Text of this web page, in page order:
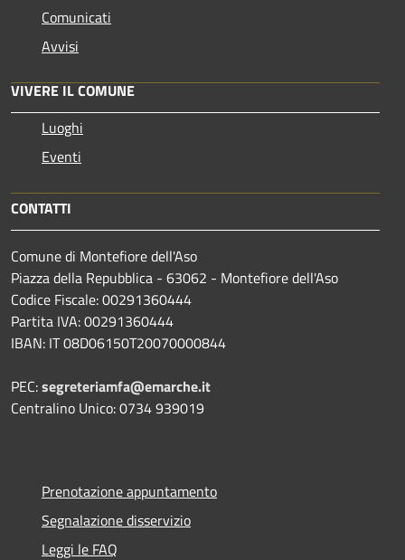
Comunicati
Avvisi
VIVERE IL COMUNE
Luoghi
Eventi
CONTATTI
Comune di Montefiore dell'Aso
Piazza della Repubblica - 63062 - Montefiore dell'Aso
Codice Fiscale: 00291360444
Partita IVA: 00291360444
IBAN: IT 08D06150T20070000844
PEC:segreteriamfa@emarche.it
Centralino Unico: 0734 939019
Prenotazione appuntamento
Segnalazione disservizio
Leggi le FAQ